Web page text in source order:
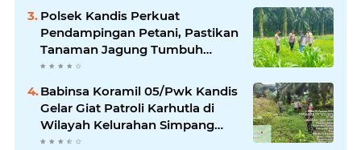
Polsek Kandis Perkuat
Pendampingan Petani, Pastikan
Tanaman Jagung Tumbuh
Optimal Dukung Swasembada
Pangan Nasional
Babinsa Koramil 05/Pwk Kandis
Gelar Giat Patroli Karhutla di
Wilayah Kelurahan Simpang
Belutu